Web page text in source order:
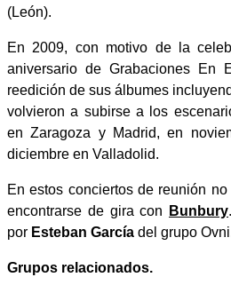
(León).
En 2009, con motivo de la
aniversario de Grabaciones En
reedición de sus álbumes
volvieron a subirse a los
en Zaragoza y Madrid, en
diciembre en Valladolid.
En estos conciertos de reunión
encontrarse de gira con
Bunbury
por Esteban García del grupo
Grupos relacionados.